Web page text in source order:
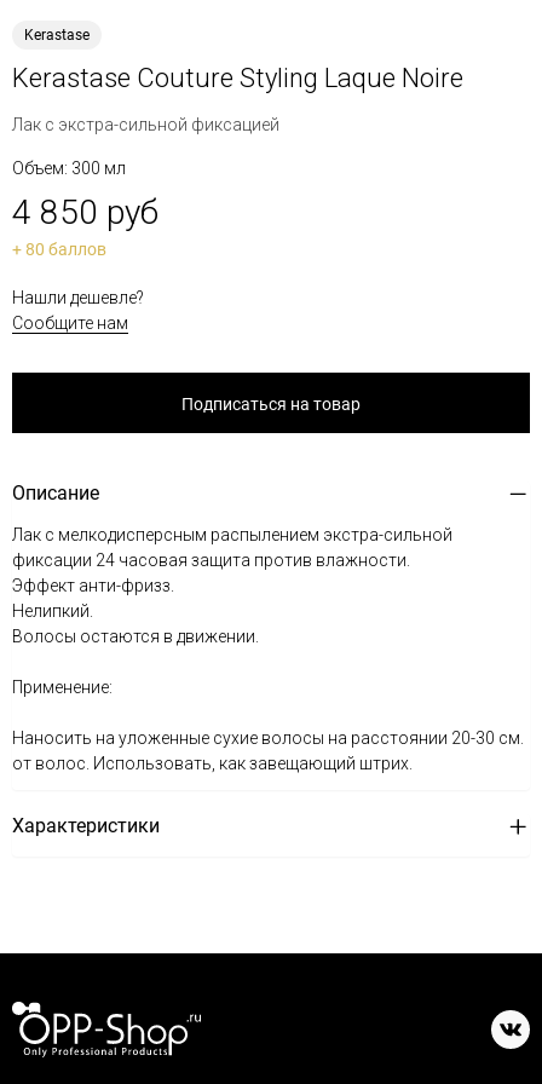
Kerastase
Kerastase Couture Styling Laque Noire
Лак с экстра-сильной фиксацией
Объем: 300 мл
4 850 руб
+ 80 баллов
Нашли дешевле?
Сообщите нам
Подписаться на товар
Описание
Лак с мелкодисперсным распылением экстра-сильной
фиксации 24 часовая защита против влажности.
Эффект анти-фризз.
Нелипкий.
Волосы остаются в движении.
Применение:
Наносить на уложенные сухие волосы на расстоянии 20-30 см.
от волос. Использовать, как завещающий штрих.
Характеристики